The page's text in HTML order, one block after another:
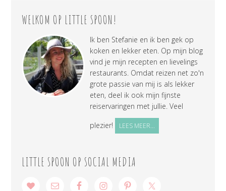
WELKOM OP LITTLE SPOON!
Ik ben Stefanie en ik ben gek op
koken en lekker eten. Op mijn blog
vind je mijn recepten en lievelings
restaurants. Omdat reizen net zo'n
grote passie van mij is als lekker
eten, deel ik ook mijn fijnste
reiservaringen met jullie. Veel
plezier!
LEES MEER...
LITTLE SPOON OP SOCIAL MEDIA